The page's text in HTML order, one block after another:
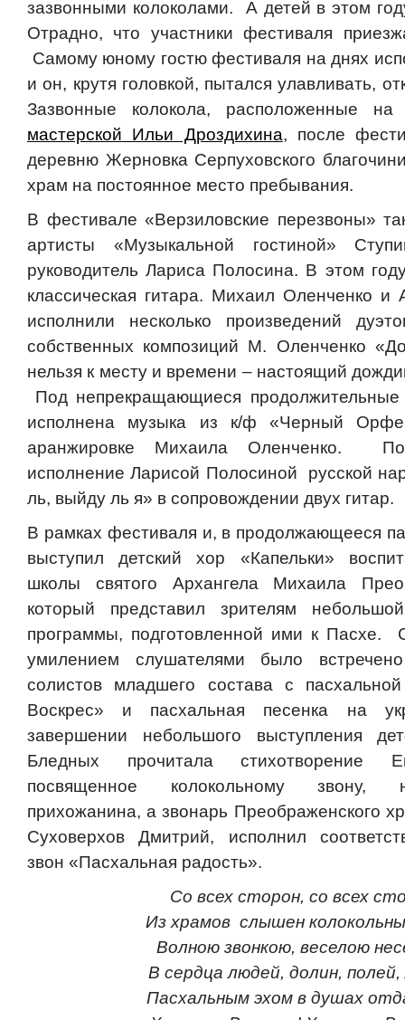
зазвонными колоколами. А детей в этом
Отрадно, что участники фестиваля
Самому юному гостю фестиваля на днях
и он, крутя головкой, пытался улавливать,
Зазвонные колокола, расположенные
мастерской Ильи Дроздихина, после
деревню Жерновка Серпуховского
храм на постоянное место пребывания.
В фестивале «Верзиловские перезвоны»
артисты «Музыкальной гостиной»
руководитель Лариса Полосина. В этом
классическая гитара. Михаил Оленченко и
исполнили несколько произведений
собственных композиций М. Оленченко
нельзя к месту и времени – настоящий
Под непрекращающиеся
исполнена музыка из к/ф «Черный
аранжировке Михаила Оленченко.
исполнение Ларисой Полосиной русской
ль, выйду ль я» в сопровождении двух гитар.
В рамках фестиваля и, в продолжающееся
выступил детский хор «Капельки»
школы святого Архангела Михаила
который представил зрителям
программы, подготовленной ими к Пасхе.
умилением слушателями было
солистов младшего состава с
Воскрес» и пасхальная песенка на
завершении небольшого выступления
Бледных прочитала стихотворение
посвященное колокольному звону,
прихожанина, а звонарь Преображенского
Суховерхов Дмитрий, исполнил
звон «Пасхальная радость».
Со всех сторон, со всех
Из храмов слышен
Волною звонкою, веселою
В сердца людей, долин, полей,
Пасхальным эхом в душах